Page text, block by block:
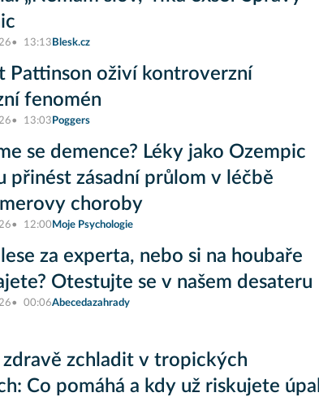
13:13 Blesk.cz
Pattinson oživí kontroverzní
fenomén
13:03 Poggers
se demence? Léky jako Ozempic
přinést zásadní průlom v léčbě
choroby
12:00 Moje Psychologie
za experta, nebo si na houbaře
Otestujte se v našem desateru
00:06Abecedazahrady
zdravě zchladit v tropických
Co pomáhá a kdy už riskujete úpal